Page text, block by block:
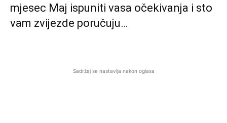
mjesec Maj ispuniti vasa očekivanja i sto
vam zvijezde poručuju…
Sadržaj se nastavlja nakon oglasa